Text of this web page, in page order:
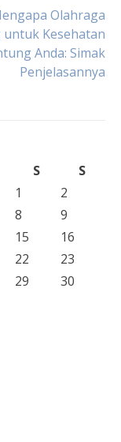
Olahraga
untuk Kesehatan
Anda: Simak
Penjelasannya
S
S
1
2
8
9
15
16
22
23
29
30